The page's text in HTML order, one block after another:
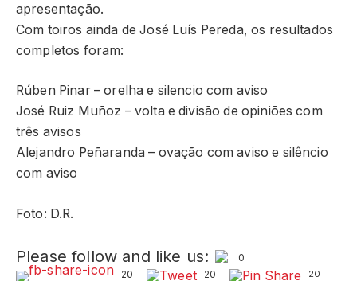
apresentação.
Com toiros ainda de José Luís Pereda, os resultados
completos foram:
Rúben Pinar – orelha e silencio com aviso
José Ruiz Muñoz – volta e divisão de opiniões com
três avisos
Alejandro Peñaranda – ovação com aviso e silêncio
com aviso
Foto: D.R.
Please follow and like us:
0
20
20 20